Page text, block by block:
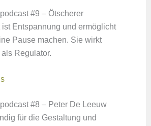
#9 – Ötscherer
ist Entspannung und ermöglicht
Pause machen. Sie wirkt
Regulator.
#8 – Peter De Leeuw
für die Gestaltung und